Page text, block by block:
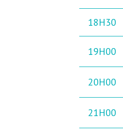
18H30
19H00
20H00
21H00